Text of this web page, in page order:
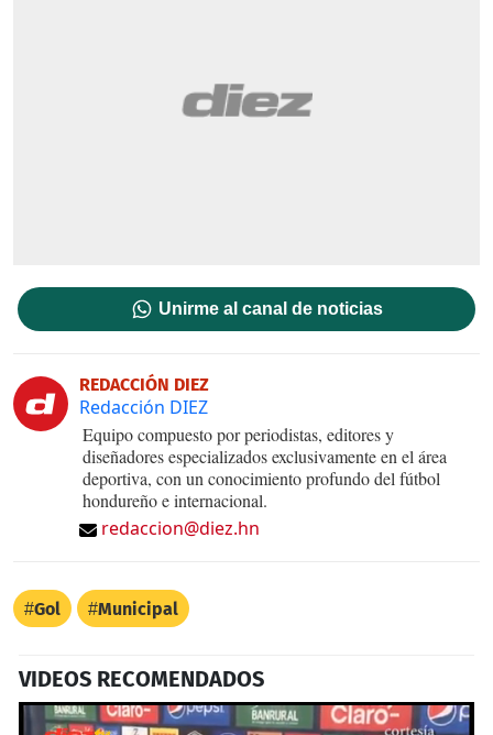
Unirme al canal de noticias
REDACCIÓN DIEZ
Redacción DIEZ
Equipo compuesto por periodistas, editores y
diseñadores especializados exclusivamente en el área
deportiva, con un conocimiento profundo del fútbol
hondureño e internacional.
redaccion@diez.hn
Gol Municipal
VIDEOS RECOMENDADOS